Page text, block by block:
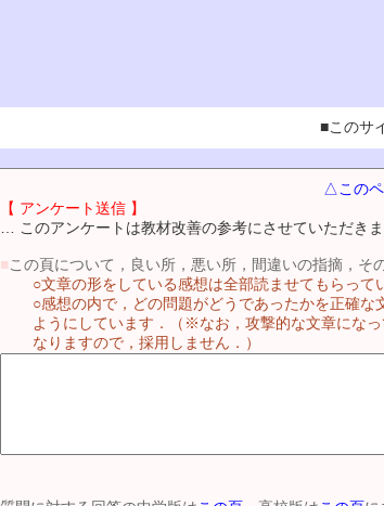
■このサ
△この
【 アンケート送信 】
… このアンケートは教材改善の参考にさせていただき
■この頁について，良い所，悪い所，間違いの指摘，そ
○文章の形をしている感想は全部読ませてもらって
○感想の内で，どの問題がどうであったかを正確
ようにしています．（※なお，攻撃的な文章にな
なりますので，採用しません．）